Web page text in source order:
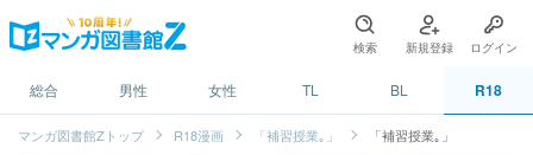
検索 新規登録 ログイン
総合 男性 女性 TL BL R18
マンガ図書館Zトップ R18漫画 「補習授業｡」 「補習授業｡」